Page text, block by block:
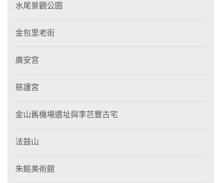
水尾景觀公園
金包里老街
廣安宮
慈護宮
金山舊機場遺址與李芑豐古宅
法鼓山
朱銘美術館